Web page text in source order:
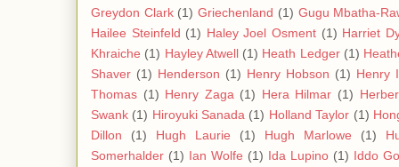
Greydon Clark (1) Griechenland (1) Gugu Mbatha-
Hailee Steinfeld (1) Haley Joel Osment (1) Harriet
Khraiche (1) Hayley Atwell (1) Heath Ledger (1)
Shaver (1) Henderson (1) Henry Hobson (1) Henry
Thomas (1) Henry Zaga (1) Hera Hilmar (1)
Swank (1) Hiroyuki Sanada (1) Holland Taylor (1)
Dillon
(1) Hugh Laurie (1) Hugh Marlowe (1)
Somerhalder (1) Ian Wolfe (1) Ida Lupino (1) Iddo